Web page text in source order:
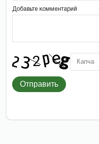
Добавьте комментарий
Отправить